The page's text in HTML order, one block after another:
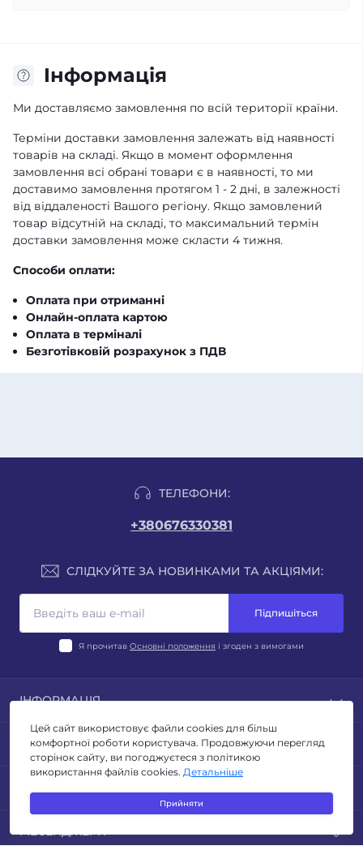
Iнформація
Ми доставляємо замовлення по всій території країни.
Терміни доставки замовлення залежать від наявності
товарів на складі. Якщо в момент оформлення
замовлення всі обрані товари є в наявності, то ми
доставимо замовлення протягом 1 - 2 дні, в залежності
від віддаленості Вашого регіону. Якщо замовлений
товар відсутній на складі, то максимальний термін
доставки замовлення може скласти 4 тижня.
Способи оплати:
Оплата при отриманні
Онлайн-оплата картою
Оплата в терміналі
Безготівковій розрахунок з ПДВ
ТЕЛЕФОНИ:
+380676330381
СЛІДКУЙТЕ ЗА НОВИНКАМИ ТА АКЦІЯМИ:
Підпишіться
Я прочитав Основні положення і згоден з вимогами
ІНФОРМАЦІЯ
Блог
Відгуки
Умови повернення
Політика конфиденційності
Публічна оферта
ПОПУЛЯРНЕ
ЛІХТАРІ
ТУРИЗМ ТА КЕМПІНГ
ОСВІТЛЕННЯ
ЕЛЕКТРОТОВАРИ
Адреса для листів: м. Київ, бульвар Миколи Руденка
14з
МЕСЕНДЖЕРИ
Цей сайт використовує файли cookies для більш
комфортної роботи користувача. Продовжуючи перегляд
сторінок сайту, ви погоджуєтеся з політикою
використання файлів cookies. Детальніше
Прийняти